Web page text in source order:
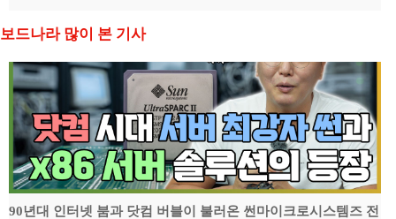
보드나라 많이 본 기사
90년대 인터넷 붐과 닷컴 버블이 불러온 썬마이크로시스템즈 전